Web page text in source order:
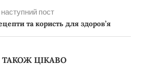
наступний пост
та користь для здоров’я
ТАКОЖ ЦІКАВО